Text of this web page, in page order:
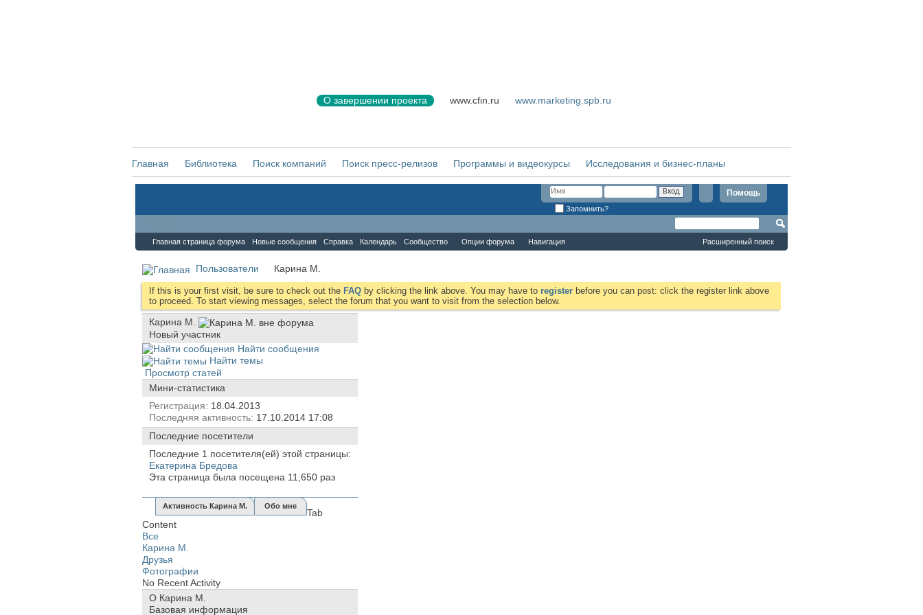
О завершении проекта www.cfin.ru www.marketing.spb.ru
Главная Библиотека Поиск компаний Поиск пресс-релизов Программы и видеокурсы Исследования и бизнес-планы
Помощь
Запомнить?
Главная страница форума Новые сообщения Справка Календарь Сообщество Опции форума Навигация Расширенный поиск
Пользователи Карина М.
If this is your first visit, be sure to check out the FAQ by clicking the link above. You may have to register before you can post: click the register link above
to proceed. To start viewing messages, select the forum that you want to visit from the selection below.
Карина М.
Новый участник
Найти сообщения
Найти темы
Просмотр статей
Мини-статистика
Регистрация
18.04.2013
Последняя активность 17.10.2014 17:08
Последние посетители
Последние 1 посетителя(ей) этой страницы:
Екатерина Бредова
Эта страница была посещена 11,650 раз
Активность Карина М. Обо мне
Tab
Content
Все
Карина М.
Друзья
Фотографии
No Recent Activity
О Карина М.
Базовая информация